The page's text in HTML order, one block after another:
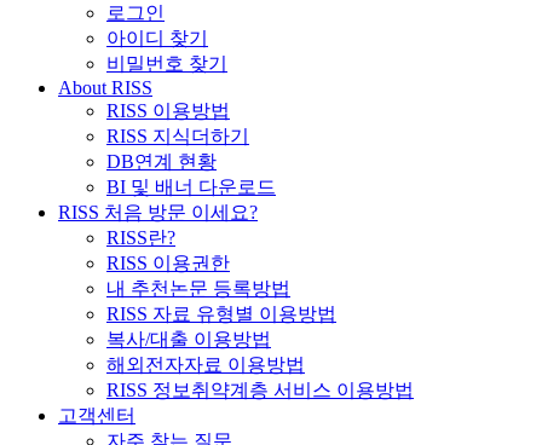
로그인
아이디 찾기
비밀번호 찾기
About RISS
RISS 이용방법
RISS 지식더하기
DB연계 현황
BI 및 배너 다운로드
RISS 처음 방문 이세요?
RISS란?
RISS 이용권한
내 추천논문 등록방법
RISS 자료 유형별 이용방법
복사/대출 이용방법
해외전자자료 이용방법
RISS 정보취약계층 서비스 이용방법
고객센터